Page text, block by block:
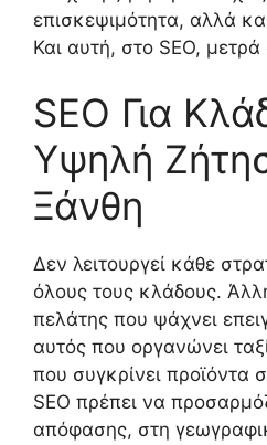
επισκεψιμότητα, αλλά
Και αυτή, στο SEO,
SEO Για
Υψηλή
Ξάνθη
Δεν λειτουργεί κάθε
όλους τους κλάδους.
πελάτης που ψάχνει
αυτός που οργανώνει
που συγκρίνει προϊόντα
SEO πρέπει να
απόφασης, στη